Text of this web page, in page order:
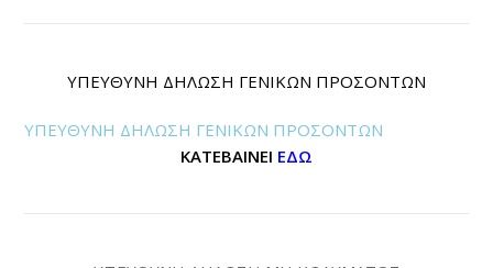
ΥΠΕΥΘΥΝΗ ΔΗΛΩΣΗ ΓΕΝΙΚΩΝ ΠΡΟΣΟΝΤΩΝ
ΥΠΕΥΘΥΝΗ ΔΗΛΩΣΗ ΓΕΝΙΚΩΝ ΠΡΟΣΟΝΤΩΝ
ΚΑΤΕΒΑΙΝΕΙ ΕΔΩ